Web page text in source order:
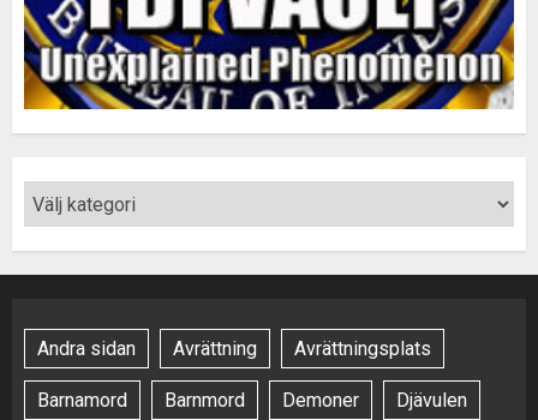
Andra sidan Avrättning Avrättningsplats
Barnamord Barnmord Demoner Djävulen